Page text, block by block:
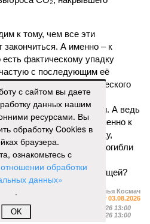
к тому, чем все эти
закончиться. А именно – к
фактическому упадку
с последующим её
причин такого трагического
деградацию
ресурсов и болезни. А ведь
непременно ведёт именно к
эпидемиям, голоду,
населения. Так погибли
кхмеров – список не
будет следующей?
Илья Космач
«Наша версия» №29 от 03.08.2026
Опубликовано:
05.08.2026 13:00
Отредактировано:
05.08.2026 13:00
с сайтом вы даете
данных нашим
ресурсами. Вы
обработку Cookies в
браузера.
ознакомьтесь с
обработки
данных»
.
OK